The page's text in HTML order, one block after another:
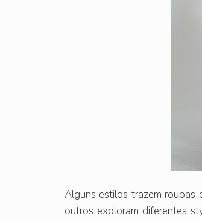
Alguns estilos trazem roupas
outros exploram diferentes